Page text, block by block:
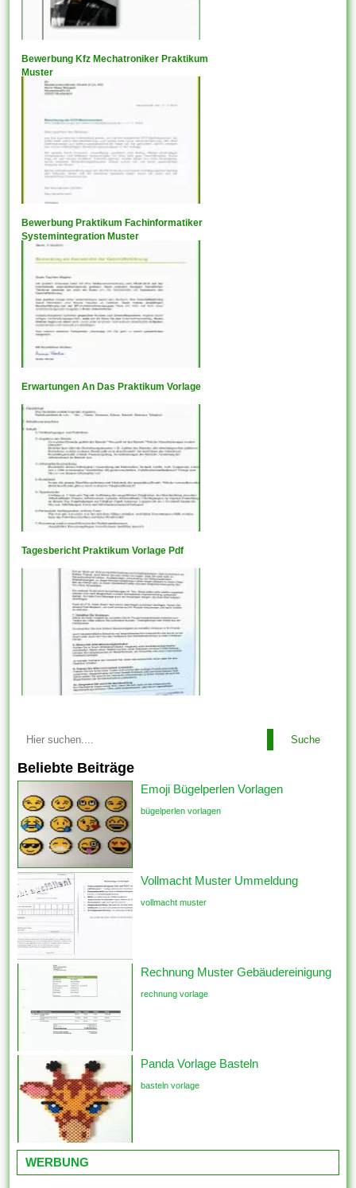
Bewerbung Kfz Mechatroniker Praktikum
Muster
Bewerbung Praktikum Fachinformatiker
Systemintegration Muster
Erwartungen An Das Praktikum Vorlage
Tagesbericht Praktikum Vorlage Pdf
Suche
Beliebte Beiträge
Emoji Bügelperlen Vorlagen
bügelperlen vorlagen
Vollmacht Muster Ummeldung
vollmacht muster
Rechnung Muster Gebäudereinigung
rechnung vorlage
Panda Vorlage Basteln
basteln vorlage
WERBUNG